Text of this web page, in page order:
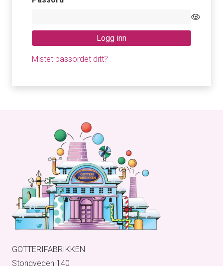
Logg inn
Mistet passordet ditt?
GOTTERIFABRIKKEN
Stongvegen 140